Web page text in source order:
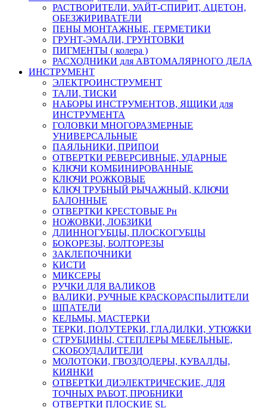
РАСТВОРИТЕЛИ, УАЙТ-СПИРИТ, АЦЕТОН,
ОБЕЗЖИРИВАТЕЛИ
ПЕНЫ МОНТАЖНЫЕ, ГЕРМЕТИКИ
ГРУНТ-ЭМАЛИ, ГРУНТОВКИ
ПИГМЕНТЫ ( колера )
РАСХОДНИКИ для АВТОМАЛЯРНОГО ДЕЛА
ИНСТРУМЕНТ
ЭЛЕКТРОИНСТРУМЕНТ
ТАЛИ, ТИСКИ
НАБОРЫ ИНСТРУМЕНТОВ, ЯЩИКИ для
ИНСТРУМЕНТА
ГОЛОВКИ МНОГОРАЗМЕРНЫЕ
УНИВЕРСАЛЬНЫЕ
ПАЯЛЬНИКИ, ПРИПОИ
ОТВЕРТКИ РЕВЕРСИВНЫЕ, УДАРНЫЕ
КЛЮЧИ КОМБИНИРОВАННЫЕ
КЛЮЧИ РОЖКОВЫЕ
КЛЮЧ ТРУБНЫЙ РЫЧАЖНЫЙ, КЛЮЧИ
БАЛОННЫЕ
ОТВЕРТКИ КРЕСТОВЫЕ Рн
НОЖОВКИ, ЛОБЗИКИ
ДЛИННОГУБЦЫ, ПЛОСКОГУБЦЫ
БОКОРЕЗЫ, БОЛТОРЕЗЫ
ЗАКЛЕПОЧНИКИ
КИСТИ
МИКСЕРЫ
РУЧКИ ДЛЯ ВАЛИКОВ
ВАЛИКИ, РУЧНЫЕ КРАСКОРАСПЫЛИТЕЛИ
ШПАТЕЛИ
КЕЛЬМЫ, МАСТЕРКИ
ТЕРКИ, ПОЛУТЕРКИ, ГЛАДИЛКИ, УТЮЖКИ
СТРУБЦИНЫ, СТЕПЛЕРЫ МЕБЕЛЬНЫЕ,
СКОБОУДАЛИТЕЛИ
МОЛОТОКИ, ГВОЗДОДЕРЫ, КУВАЛДЫ,
КИЯНКИ
ОТВЕРТКИ ДИЭЛЕКТРИЧЕСКИЕ, ДЛЯ
ТОЧНЫХ РАБОТ, ПРОБНИКИ
ОТВЕРТКИ ПЛОСКИЕ SL